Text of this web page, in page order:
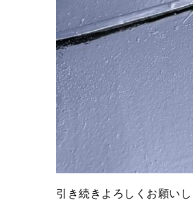
引き続きよろしくお願いし